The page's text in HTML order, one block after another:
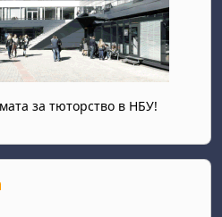
за тюторство в НБУ!